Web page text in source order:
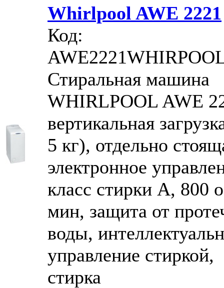
Whirlpool AWE 2221
Код:
Стиральная машина
WHIRLPOOL AWE
вертикальная
5 кг), отдельно
электронное
класс стирки A, 800
мин, защита от
воды,
управление стиркой,
стирка